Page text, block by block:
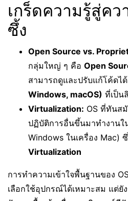
เกร็ดความรู้สู่คว
ซึ้ง
Open Source vs.
กลุ่มใหญ่ ๆ คือ Open
สามารถดูและปรับแก้โค้ดไ
Windows, macOS) ที่เป็น
Virtualization: OS ที่ทันส
ปฏิบัติการอื่นขึ้นมาทำงานใ
Windows ในเครื่อง Mac)
Virtualization
การทำความเข้าใจพื้นฐานของ
เลือกใช้อุปกรณ์ได้เหมาะสม แต่ยั